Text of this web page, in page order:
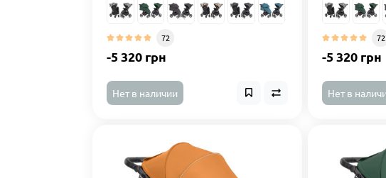
72
-5 320 грн
Нет в наличии
72
-5 320 грн
Нет в